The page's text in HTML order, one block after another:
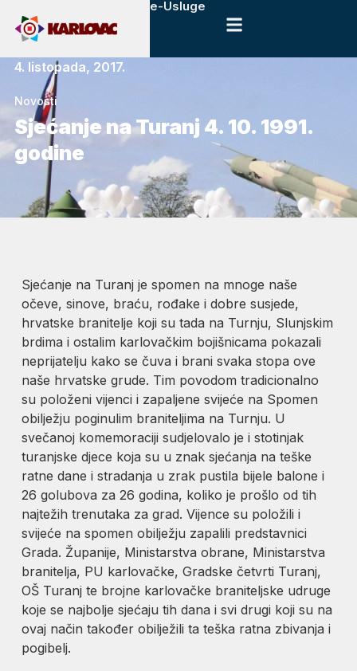
e-Usluge
4. listopada, 2017.
Novosti
Sjećanje na Turanj 4. 10. 1991.
godine
Sjećanje na Turanj je spomen na mnoge naše
očeve, sinove, braću, rođake i dobre susjede,
hrvatske branitelje koji su tada na Turnju, Slunjskim
brdima i ostalim karlovačkim bojišnicama pokazali
neprijatelju kako se čuva i brani svaka stopa ove
naše hrvatske grude. Tim povodom tradicionalno
su položeni vijenci i zapaljene svijeće na Spomen
obilježju poginulim braniteljima na Turnju. U
svečanoj komemoraciji sudjelovalo je i stotinjak
turanjske djece koja su u znak sjećanja na teške
ratne dane i stradanja u zrak pustila bijele balone i
26 golubova za 26 godina, koliko je prošlo od tih
najtežih trenutaka za grad. Vijence su položili i
svijeće na spomen obilježju zapalili predstavnici
Grada. Županije, Ministarstva obrane, Ministarstva
branitelja, PU karlovačke, Gradske četvrti Turanj,
OŠ Turanj te brojne karlovačke braniteljske udruge
koje se najbolje sjećaju tih dana i svi drugi koji su na
ovaj način također obilježili ta teška ratna zbivanja i
pogibelj.